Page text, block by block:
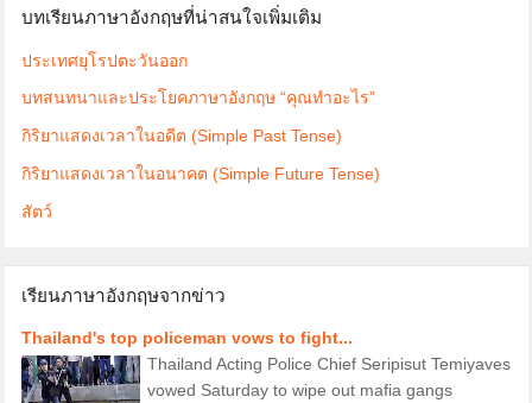
บทเรียนภาษาอังกฤษที่น่าสนใจเพิ่มเติม
ประเทศยุโรปตะวันออก
บทสนทนาและประโยคภาษาอังกฤษ “คุณทำอะไร”
กิริยาแสดงเวลาในอดีต (Simple Past Tense)
กิริยาแสดงเวลาในอนาคต (Simple Future Tense)
สัตว์
เรียนภาษาอังกฤษจากข่าว
Thailand's top policeman vows to fight...
Thailand Acting Police Chief Seripisut Temiyaves
vowed Saturday to wipe out mafia gangs